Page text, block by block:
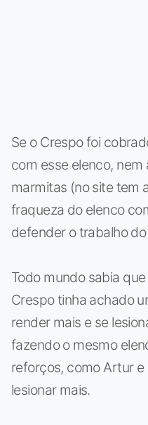
Se o Crespo foi
com esse elenco,
marmitas (no site tem
fraqueza do elenco
defender o trabalho
Todo mundo sabia
Crespo tinha achado
render mais e se
fazendo o mesmo
reforços, como Artur
lesionar mais.